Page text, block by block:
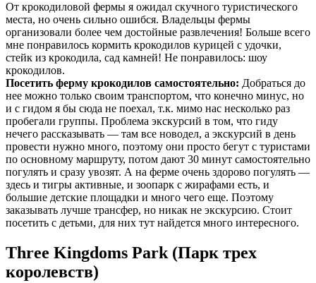
От крокодиловой фермы я ожидал скучного туристического
места, но очень сильно ошибся. Владельцы фермы
организовали более чем достойные развлечения! Больше всего
мне понравилось кормить крокодилов курицей с удочки,
стейк из крокодила, сад камней! Не понравилось: шоу
крокодилов.
Посетить ферму крокодилов самостоятельно: Добраться до
нее можно только своим транспортом, что конечно минус, но
и с гидом я бы сюда не поехал, т.к. мимо нас несколько раз
пробегали группы. Проблема экскурсий в том, что гиду
нечего рассказывать — там все новодел, а экскурсий в день
провести нужно много, поэтому они просто бегут с туристами
по основному маршруту, потом дают 30 минут самостоятельно
погулять и сразу увозят. А на ферме очень здорово погулять —
здесь и тигры активные, и зоопарк с жирафами есть, и
большие детские площадки и много чего еще. Поэтому
заказывать лучше трансфер, но никак не экскурсию. Стоит
посетить с детьми, для них тут найдется много интересного.
Three Kingdoms Park (Парк трех
королевств)